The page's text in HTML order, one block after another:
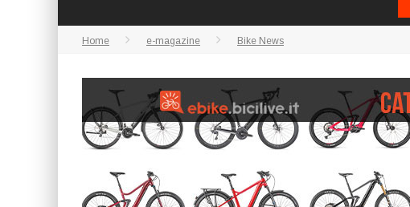
Home e-magazine Bike News